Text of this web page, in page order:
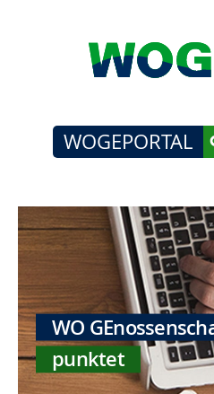
WOGEPORTAL
WO
punktet